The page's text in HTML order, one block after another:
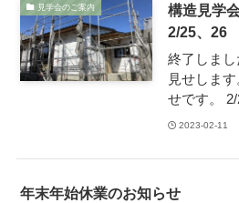
見学会のご案内
構造見学
2/25、26
終了しま
見せしま
せです。
2023-02-11
年末年始休業のお知らせ